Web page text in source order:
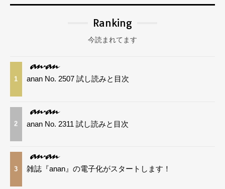
Ranking
今読まれてます
1 anan No. 2507 試し読みと目次
2 anan No. 2311 試し読みと目次
3 雑誌『anan』の電子化がスタートします！